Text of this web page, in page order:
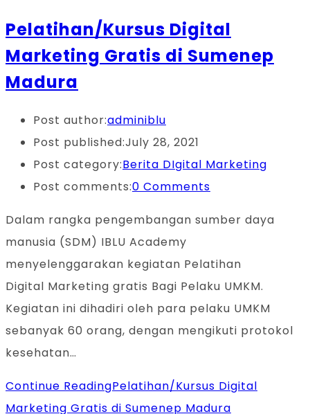
Pelatihan/Kursus Digital
Marketing Gratis di Sumenep
Madura
Post author:adminiblu
Post published:July 28, 2021
Post category:Berita DIgital Marketing
Post comments:0 Comments
Dalam rangka pengembangan sumber daya
manusia (SDM) IBLU Academy
menyelenggarakan kegiatan Pelatihan
Digital Marketing gratis Bagi Pelaku UMKM.
Kegiatan ini dihadiri oleh para pelaku UMKM
sebanyak 60 orang, dengan mengikuti protokol
kesehatan…
Continue ReadingPelatihan/Kursus Digital
Marketing Gratis di Sumenep Madura